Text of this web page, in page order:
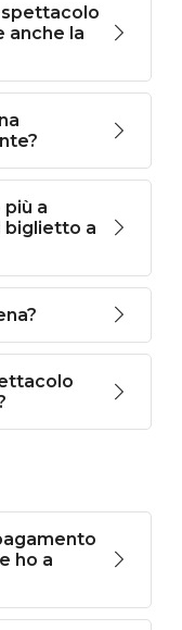
anche la
a
biglietto a
ho a